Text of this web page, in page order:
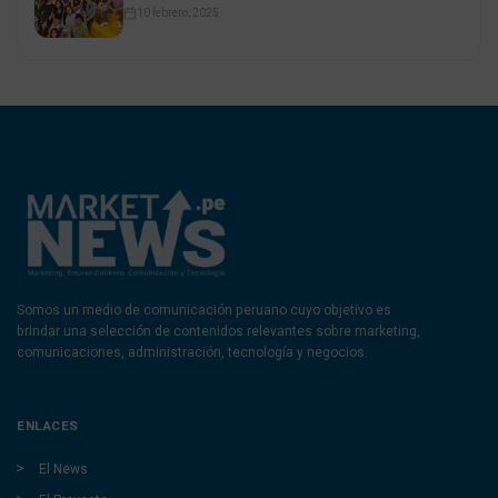
10 febrero, 2025
Somos un medio de comunicación peruano cuyo objetivo es
brindar una selección de contenidos relevantes sobre marketing,
comunicaciones, administración, tecnología y negocios.
ENLACES
El News